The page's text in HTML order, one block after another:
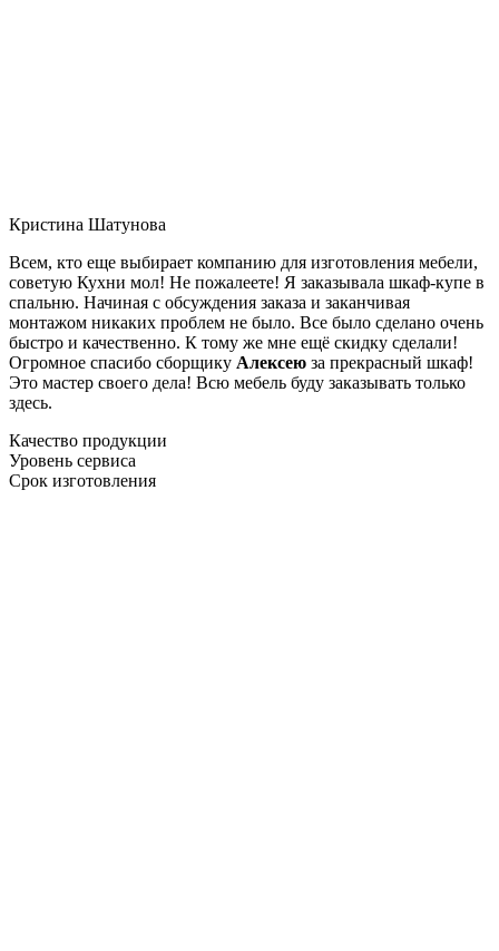
Кристина Шатунова
Всем, кто еще выбирает компанию для изготовления мебели,
советую Кухни мол! Не пожалеете! Я заказывала шкаф-купе в
спальню. Начиная с обсуждения заказа и заканчивая
монтажом никаких проблем не было. Все было сделано очень
быстро и качественно. К тому же мне ещё скидку сделали!
Огромное спасибо сборщику Алексею за прекрасный шкаф!
Это мастер своего дела! Всю мебель буду заказывать только
здесь.
Качество продукции
Уровень сервиса
Срок изготовления